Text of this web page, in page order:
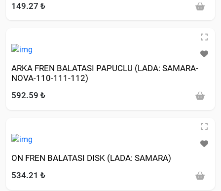
149.27 ₺
ARKA FREN BALATASI PAPUCLU (LADA: SAMARA-
NOVA-110-111-112)
592.59 ₺
ON FREN BALATASI DISK (LADA: SAMARA)
534.21 ₺